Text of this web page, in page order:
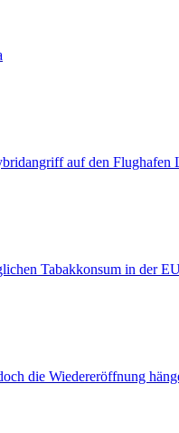
auf den Flughafen
Tabakkonsum in der
die Wiedereröffnung